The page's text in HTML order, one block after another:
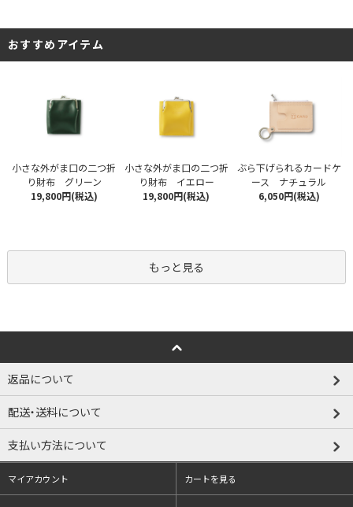
おすすめアイテム
小さな外がま口の二つ折
り財布 グリーン
19,800円(税込)
小さな外がま口の二つ折
り財布 イエロー
19,800円(税込)
ぶら下げられるカードケ
ース ナチュラル
6,050円(税込)
もっと見る
返品について
配送・送料について
支払い方法について
マイアカウント カートを見る